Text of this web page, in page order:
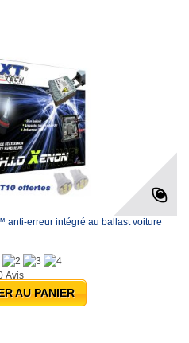
anti-erreur intégré au ballast voiture
Avis
AU PANIER